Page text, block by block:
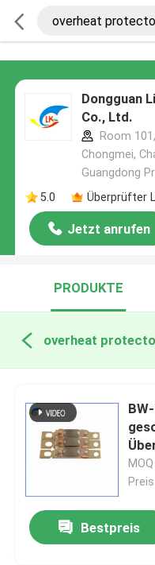
Dongguan
Co., Ltd.
Room
Chongmei,
Guangdong
5.0
Überprüfter
Jetzt anrufen
PRODUKTE
overheat
Bestpreis